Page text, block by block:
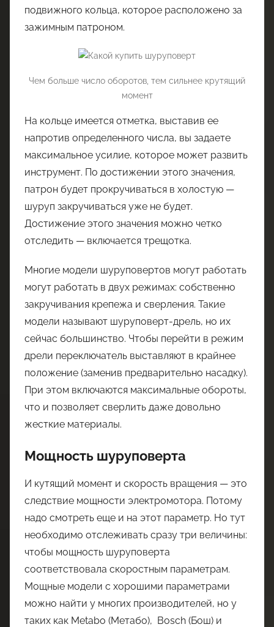
подвижного кольца, которое расположено за
зажимным патроном.
Чем больше число оборотов, тем сильнее крутящий
момент
На кольце имеется отметка, выставив ее
напротив определенного числа, вы задаете
максимальное усилие, которое может развить
инструмент. По достижении этого значения,
патрон будет прокручиваться в холостую —
шуруп закручиваться уже не будет.
Достижение этого значения можно четко
отследить — включается трещотка.
Многие модели шуруповертов могут работать
могут работать в двух режимах: собственно
закручивания крепежа и сверления. Такие
модели называют шуруповерт-дрель, но их
сейчас большинство. Чтобы перейти в режим
дрели переключатель выставляют в крайнее
положение (заменив предварительно насадку).
При этом включаются максимальные обороты,
что и позволяет сверлить даже довольно
жесткие материалы.
Мощность шуруповерта
И кутящий момент и скорость вращения — это
следствие мощности электромотора. Потому
надо смотреть еще и на этот параметр. Но тут
необходимо отслеживать сразу три величины:
чтобы мощность шуруповерта
соответствовала скоростным параметрам.
Мощные модели с хорошими параметрами
можно найти у многих производителей, но у
таких как Metabo (Метабо), Bosch (Бош) и